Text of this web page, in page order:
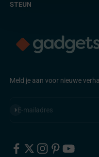
STEUN
Meld je aan voor nieuwe
E-mailadres
Abonneren